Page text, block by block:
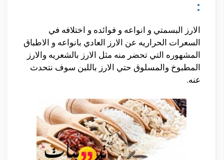
:
الارز البسمتي و انواعه و فوائده و اختلافه في
السعرات الحراريه عن الارز العادي بانواعه و الاطباق
المشهوره التي تحضر منه مثل الارز بالشعريه والارز
المطبوخ والمسلوق حتي الارز باللبن سوف نتحدث
عنه.